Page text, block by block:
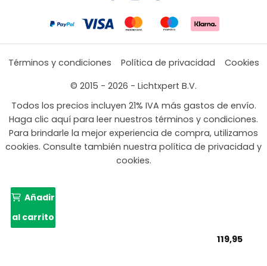
Términos y condiciones Política de privacidad
Cookies
© 2015 - 2026 - Lichtxpert B.V.
Todos los precios incluyen 21% IVA más gastos de envío.
Haga clic aquí para leer nuestros términos y condiciones.
Para brindarle la mejor experiencia de compra, utilizamos
cookies. Consulte también nuestra política de privacidad y
cookies.
119,95
Añadir
al carrito